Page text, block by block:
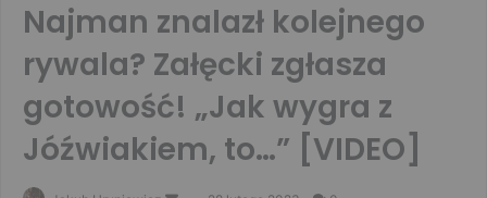
Najman znalazł kolejnego
rywala? Załęcki zgłasza
gotowość! „Jak wygra z
Jóźwiakiem, to…” [VIDEO]